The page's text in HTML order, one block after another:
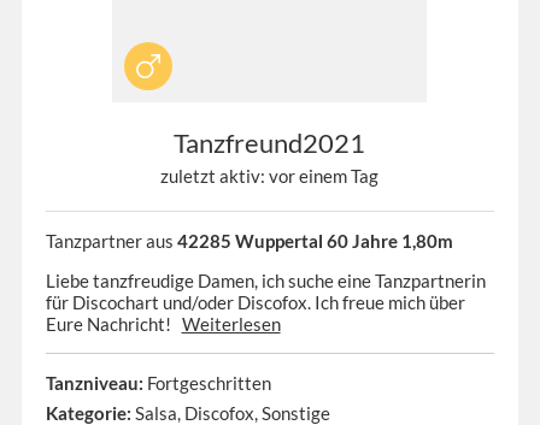
Tanzfreund2021
zuletzt aktiv: vor einem Tag
Tanzpartner aus 42285 Wuppertal 60 Jahre 1,80m
Liebe tanzfreudige Damen, ich suche eine Tanzpartnerin
für Discochart und/oder Discofox. Ich freue mich über
Eure Nachricht! Weiterlesen
Tanzniveau: Fortgeschritten
Kategorie: Salsa, Discofox, Sonstige